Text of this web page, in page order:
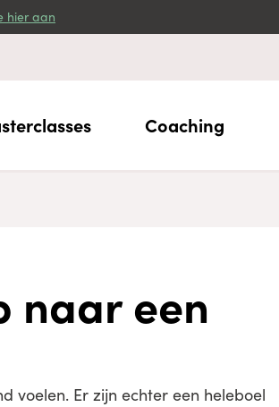
hier aan
Coaching
naar een
voelen. Er zijn echter een heleboel